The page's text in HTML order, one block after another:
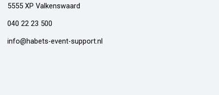
5555 XP Valkenswaard
040 22 23 500
info@habets-event-support.nl